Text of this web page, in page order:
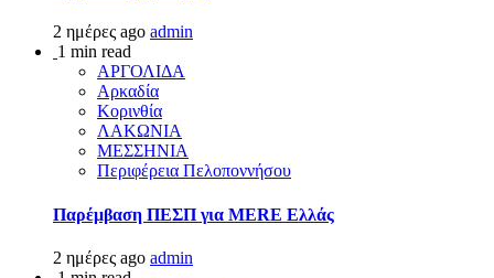
2 ημέρες ago admin
1 min read
ΑΡΓΟΛΙΔΑ
Αρκαδία
Κορινθία
ΛΑΚΩΝΙΑ
ΜΕΣΣΗΝΙΑ
Περιφέρεια Πελοποννήσου
Παρέμβαση ΠΕΣΠ για MERE Ελλάς
2 ημέρες ago admin